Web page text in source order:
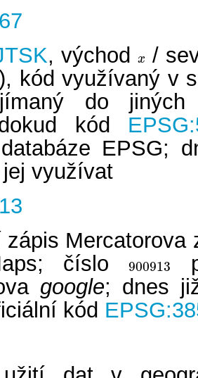
, východ x
x
/
kód využívaný v
do jiných
kód
EPSG;
využívat
zápis Mercatorova
číslo900913
900913
google; dnes
kód